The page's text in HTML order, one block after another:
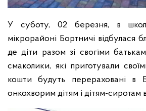
У суботу, 02 березня, в
мікрорайоні Бортничі відбулася
де діти разом зі свогїми
смаколики, які приготували
кошти будуть перераховані в
онкохворим дітям і дітям-сиротам